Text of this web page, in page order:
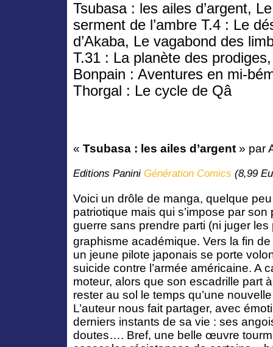
Tsubasa : les ailes d’argent, Le
serment de l’ambre T.4 : Le
d’Akaba, Le vagabond des
T.31 : La planète des
Bonpain : Aventures en mi-
Thorgal : Le cycle de Qâ
« Tsubasa : les ailes d’argent » par
Editions Panini Génération Comics (8,99
Voici un drôle de manga, quelque
patriotique mais qui s’impose par
guerre sans prendre parti (ni juger
graphisme académique. Vers la fin de
un jeune pilote japonais se porte
suicide contre l’armée américaine. A
moteur, alors que son escadrille part
rester au sol le temps qu’une
L’auteur nous fait partager, avec
derniers instants de sa vie : ses
doutes…. Bref, une belle œuvre